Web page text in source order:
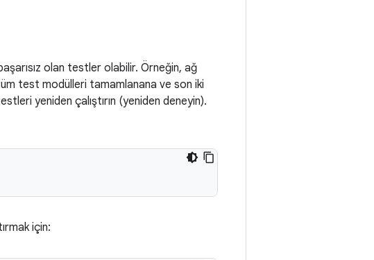
olan testler olabilir. Örneğin, ağ
test modülleri tamamlanana ve son iki
yeniden çalıştırın (yeniden deneyin).
için: